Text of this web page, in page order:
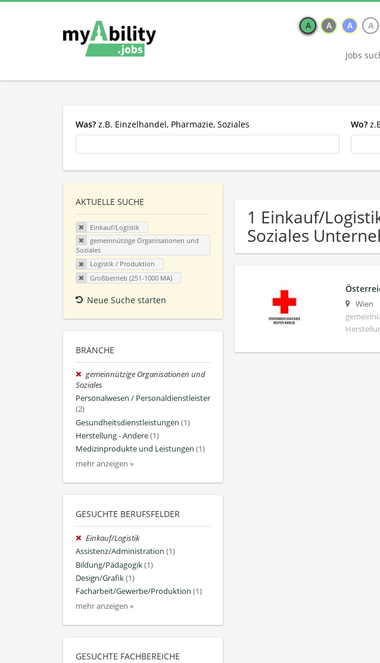
A A A A
Jobs
Was? z.B. Einzelhandel, Pharmazie, Soziales Wo?
AKTUELLE SUCHE
Einkauf/Logistik
gemeinnützige Organisationen und
Soziales
Logistik / Produktion
Großbetrieb (251-1000 MA)
Neue Suche starten
BRANCHE
gemeinnützige Organisationen und
Soziales
Personalwesen / Personaldienstleister
(2)
Gesundheitsdienstleistungen (1)
Herstellung - Andere(1)
Medizinprodukte und Leistungen (1)
mehr anzeigen »
GESUCHTE BERUFSFELDER
Einkauf/Logistik
Assistenz/Administration (1)
Bildung/Pädagogik(1)
Design/Grafik(1)
Facharbeit/Gewerbe/Produktion (1)
mehr anzeigen »
GESUCHTE FACHBEREICHE
1 Einkauf/
Soziales
Wien